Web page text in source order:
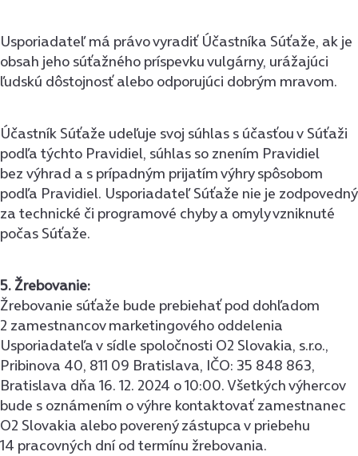
Usporiadateľ má právo vyradiť Účastníka Súťaže, ak je
obsah jeho súťažného príspevku vulgárny, urážajúci
ľudskú dôstojnosť alebo odporujúci dobrým mravom.
Účastník Súťaže udeľuje svoj súhlas s účasťou v Súťaži
podľa týchto Pravidiel, súhlas so znením Pravidiel
bez výhrad a s prípadným prijatím výhry spôsobom
podľa Pravidiel. Usporiadateľ Súťaže nie je zodpovedný
za technické či programové chyby a omyly vzniknuté
počas Súťaže.
5. Žrebovanie:
Žrebovanie súťaže bude prebiehať pod dohľadom
2 zamestnancov marketingového oddelenia
Usporiadateľa v sídle spoločnosti O2 Slovakia, s.r.o.,
Pribinova 40, 811 09 Bratislava, IČO: 35 848 863,
Bratislava dňa 16. 12. 2024 o 10:00. Všetkých výhercov
bude s oznámením o výhre kontaktovať zamestnanec
O2 Slovakia alebo poverený zástupca v priebehu
14 pracovných dní od termínu žrebovania.